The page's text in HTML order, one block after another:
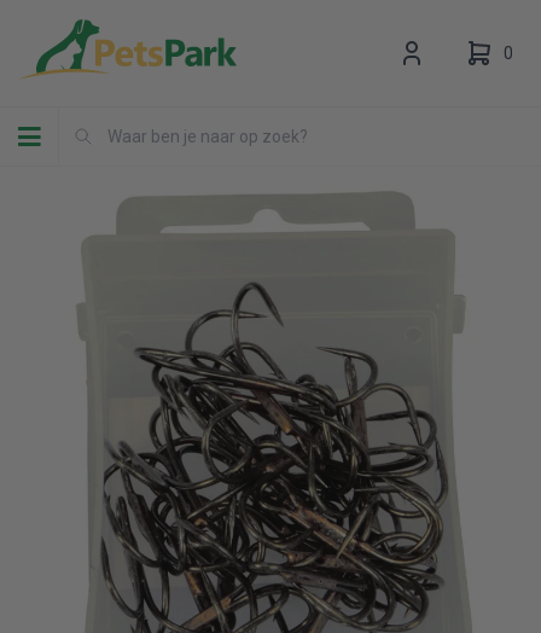
Toggle navigation
0
Uw winkelwagen is leeg.
Vul hem met producten.